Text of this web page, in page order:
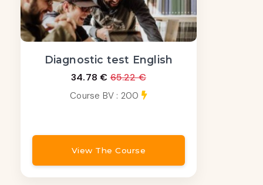
Diagnostic test English
34.78 € 65.22 €
Course BV : 200
View The Course